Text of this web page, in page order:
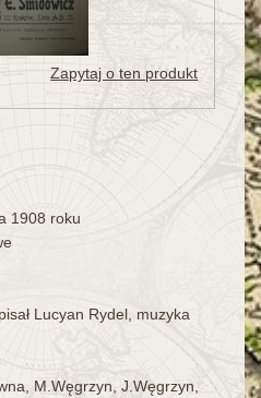
Zapytaj o ten produkt
1908 roku
Lucyan Rydel, muzyka
M.Węgrzyn, J.Węgrzyn,